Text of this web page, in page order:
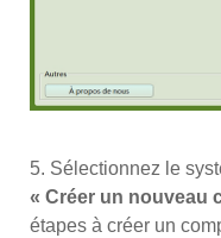
5. Sélectionnez le
« Créer un nouveau
étapes à créer un